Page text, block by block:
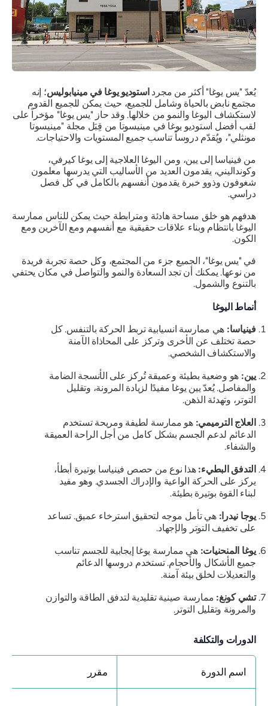
يُعدّ "يس يوغا" أكثر من مجرداستوديو يوغا في مينيابوليس؛ إنه
مجتمع نابض بالحياة وشامل للجميع، حيث يمكن للجميع القدوم
لاستكشاف اليوغا والنمو من خلالها. وقد حاز "يس يوغا" مؤخراً على
لقب أفضل استوديو يوغا في مينيسوتا من قِبَل مجلة "مينيسوتا
مونثلي"، ويُقدّم دروساً تناسب جميع المستويات والاحتياجات.
من فينياسا إلى يين، ومن اليوغا العلاجية إلى يوغا كيرفي،
وكونداليني، يقدمون العديد من الأساليب التي يدرسها معلمون
شغوفون وذوو خبرة يقدمون أنفسهم بالكامل في كل فصل
دراسي.
هدفهم هو خلق مساحة هادئة ومترابطة حيث يمكن للناس ممارسة
اليوغا بانتظام وبناء علاقات حقيقية مع أنفسهم ومع الآخرين ومع
الكون.
في "يس يوغا"، الجميع جزء من المجتمع، وكل حصة تجربة فريدة
من نوعها. يمكنك أن تجد السعادة والنمو والتواصل في مكان يحتفي
بالتنوع والشمول.
أنماط اليوغا
فينياسا:هي ممارسة انسيابية تربط الحركة بالتنفس. كل
حصة تختلف عن الأخرى وتركز على المحاذاة الآمنة
والاستكشاف الشخصي.
يين:هو وضعية بطيئة وعميقة تُركز على الأنسجة الضامة
والمفاصل. يُعدّ يين يوغا مفيدًا لزيادة المرونة، وتقليل
التوتر، وتهدئة الذهن.
العلاج الترميمي: هو ممارسة لطيفة ومريحة تستخدم
الدعائم لدعم الجسم بشكل كامل من أجل الراحة العميقة
والشفاء.
التدفق البطيء:هذا نوع من حصص فينياسا بوتيرة أبطأ،
يركز على الحركة الواعية والإدراك الجسدي. وهو مفيد
لبناء القوة بوتيرة بطيئة.
يوجا نيدرا: هي تأمل موجه لتحقيق استرخاء عميق. تساعد
على تخفيف التوتر والإجهاد.
يوغا المنحنيات:هي ممارسة يوغا إيجابية للجسم تناسب
جميع الأشكال والأحجام. تستخدم دروسها الدعائم
والتعديلات لخلق بيئة آمنة.
تشي كونغ:ممارسة صينية تقليدية لتدفق الطاقة والتوازن
والمرونة وتقليل التوتر.
الدورات والتكلفة
اسم الدورة مقرر